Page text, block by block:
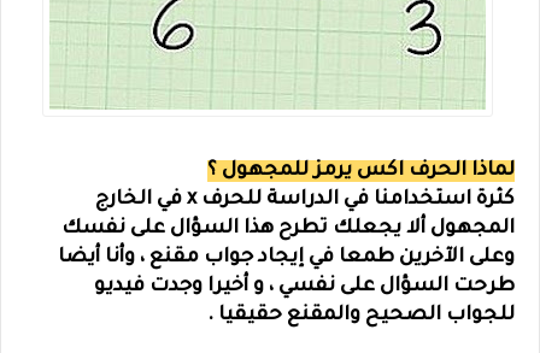
لماذا الحرف اكس يرمز للمجهول ؟
كثرة استخدامنا في الدراسة للحرف x في الخارج
المجهول ألا يجعلك تطرح هذا السؤال على نفسك
وعلى الآخرين طمعا في إيجاد جواب مقنع ، وأنا أيضا
طرحت السؤال على نفسي ، و أخيرا وجدت فيديو
للجواب الصحيح والمقنع حقيقيا .